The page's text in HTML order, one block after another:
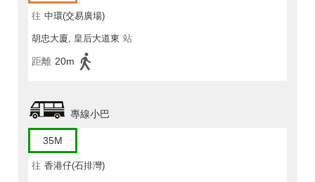
往 中環(交易廣場)
胡忠大廈, 皇后大道東 站
距離 20m
專線小巴
35M
往 香港仔(石排灣)